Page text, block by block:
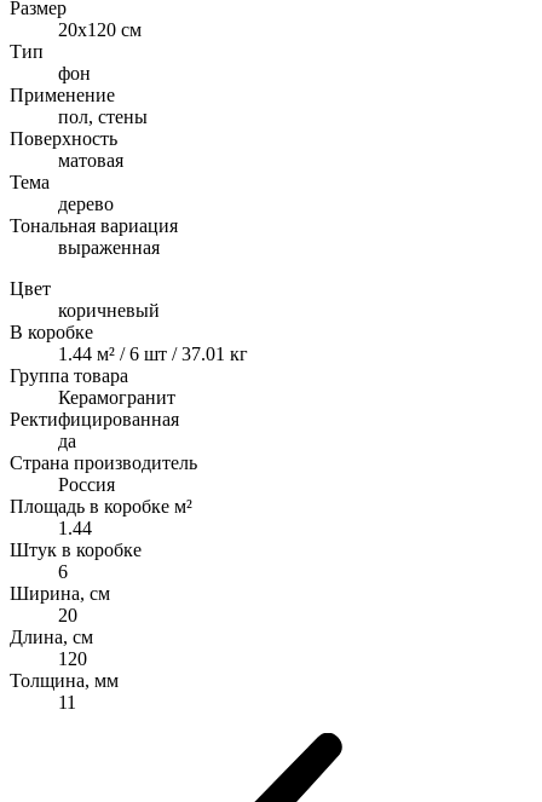
Размер
20x120 см
Тип
фон
Применение
пол, стены
Поверхность
матовая
Тема
дерево
Тональная вариация
выраженная
Цвет
коричневый
В коробке
1.44 м² / 6 шт / 37.01 кг
Группа товара
Керамогранит
Ректифицированная
да
Страна производитель
Россия
Площадь в коробке м²
1.44
Штук в коробке
6
Ширина, см
20
Длина, см
120
Толщина, мм
11